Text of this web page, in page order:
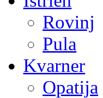
Rovinj
Pula
Kvarner
Opatija